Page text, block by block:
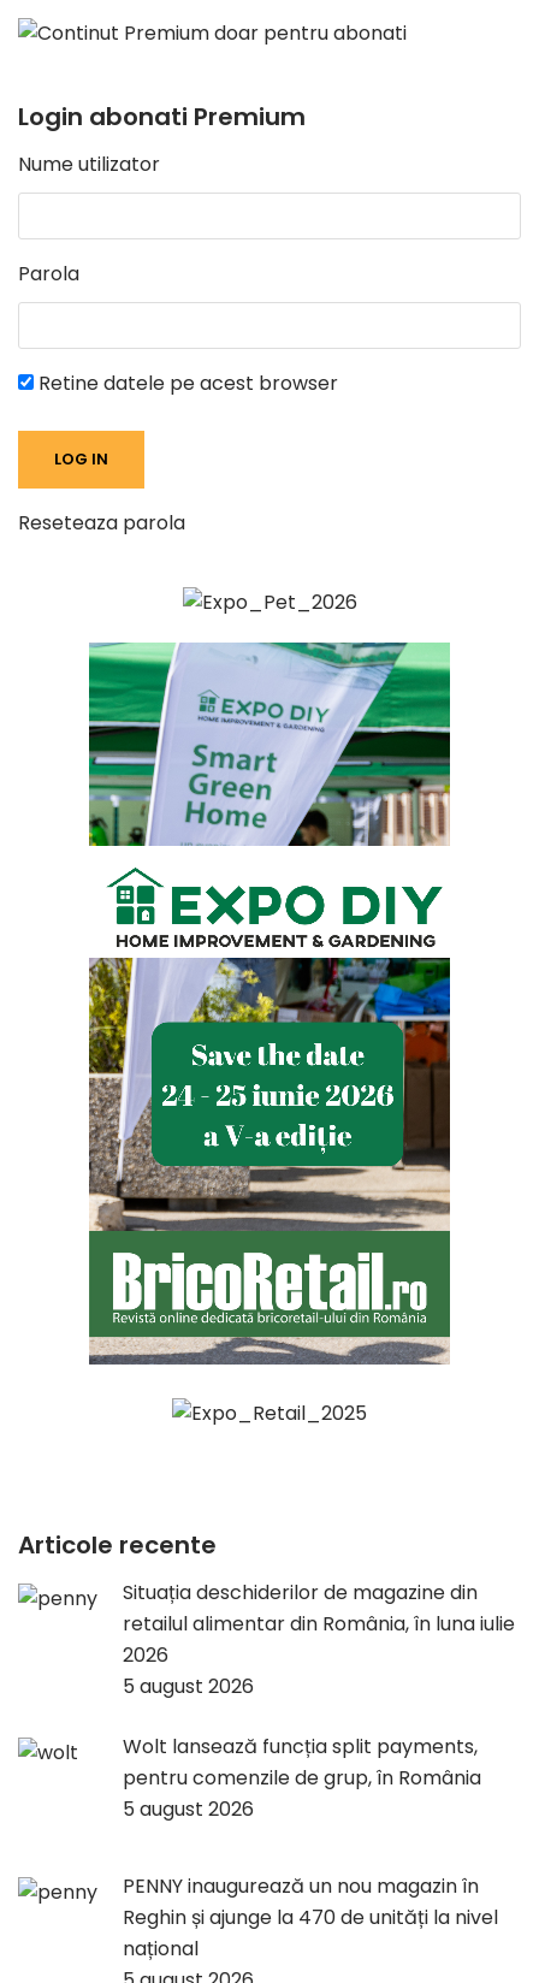
Login abonati Premium
Nume utilizator
Parola
Retine datele pe acest browser
Reseteaza parola
Articole recente
Situația deschiderilor de magazine din
retailul alimentar din România, în luna iulie
2026
5 august 2026
Wolt lansează funcția split payments,
pentru comenzile de grup, în România
5 august 2026
PENNY inaugurează un nou magazin în
Reghin și ajunge la 470 de unități la nivel
național